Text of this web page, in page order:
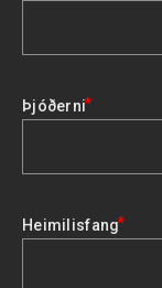
Þjóðerni*
Heimilisfang*